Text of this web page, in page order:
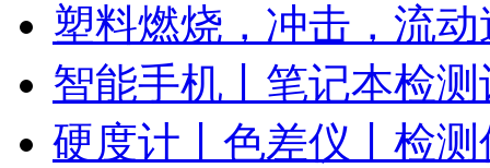
塑料燃烧，冲击，流动
智能手机丨笔记本检测
硬度计丨色差仪丨检测